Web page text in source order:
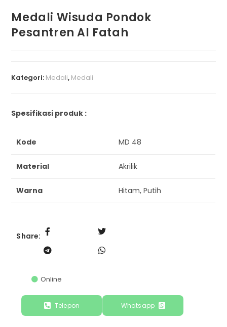
Medali Wisuda Pondok
Pesantren Al Fatah
Kategori: Medali, Medali
Spesifikasi produk :
Kode MD 48
Material Akrilik
Warna Hitam, Putih
Share:
Online
Telepon Whatsapp